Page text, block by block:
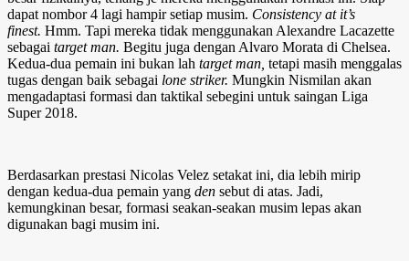
dapat nombor 4 lagi hampir setiap musim. Consistency at it’s
finest. Hmm. Tapi mereka tidak menggunakan Alexandre Lacazette
sebagai target man. Begitu juga dengan Alvaro Morata di Chelsea.
Kedua-dua pemain ini bukan lah target man, tetapi masih menggalas
tugas dengan baik sebagai lone striker. Mungkin Nismilan akan
mengadaptasi formasi dan taktikal sebegini untuk saingan Liga
Super 2018.
Berdasarkan prestasi Nicolas Velez setakat ini, dia lebih mirip
dengan kedua-dua pemain yang den sebut di atas. Jadi,
kemungkinan besar, formasi seakan-seakan musim lepas akan
digunakan bagi musim ini.